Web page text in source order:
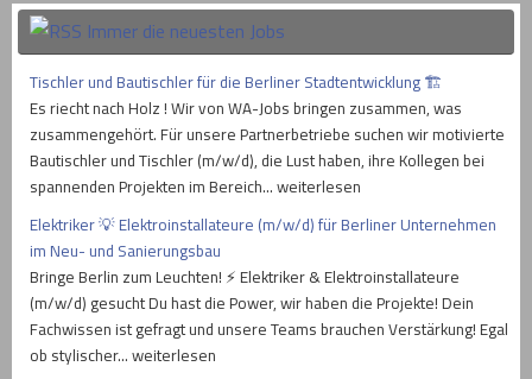
Immer die neuesten Jobs
Tischler und Bautischler für die Berliner Stadtentwicklung 🏗
Es riecht nach Holz ! Wir von WA-Jobs bringen zusammen, was
zusammengehört. Für unsere Partnerbetriebe suchen wir motivierte
Bautischler und Tischler (m/w/d), die Lust haben, ihre Kollegen bei
spannenden Projekten im Bereich… weiterlesen
Elektriker 💡 Elektroinstallateure (m/w/d) für Berliner Unternehmen
im Neu- und Sanierungsbau
Bringe Berlin zum Leuchten! ⚡ Elektriker & Elektroinstallateure
(m/w/d) gesucht Du hast die Power, wir haben die Projekte! Dein
Fachwissen ist gefragt und unsere Teams brauchen Verstärkung! Egal
ob stylischer… weiterlesen